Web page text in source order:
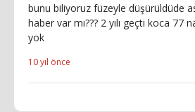
bunu biliyoruz füzeyle düşürüldüde
haber var mı??? 2 yılı geçti koca 77
yok
10 yıl önce